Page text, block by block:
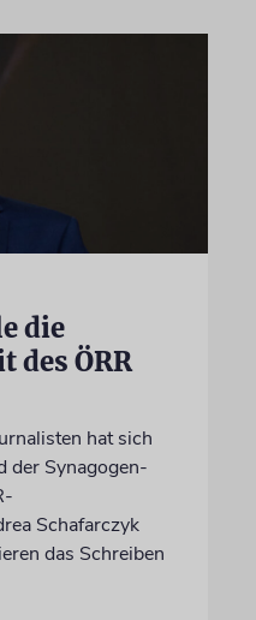
die
des ÖRR
hat sich
der Synagogen-
Schafarczyk
das Schreiben